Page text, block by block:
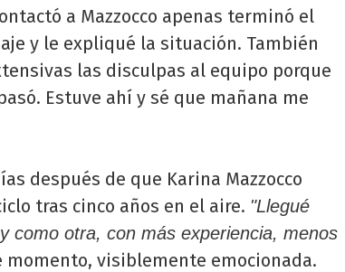
a Mazzocco apenas terminó el
y le expliqué la situación. También
las disculpas al equipo porque
Estuve ahí y sé que mañana me
después de que Karina Mazzocco
tras cinco años en el aire. "Llegué
como otra, con más experiencia, menos
momento, visiblemente emocionada.